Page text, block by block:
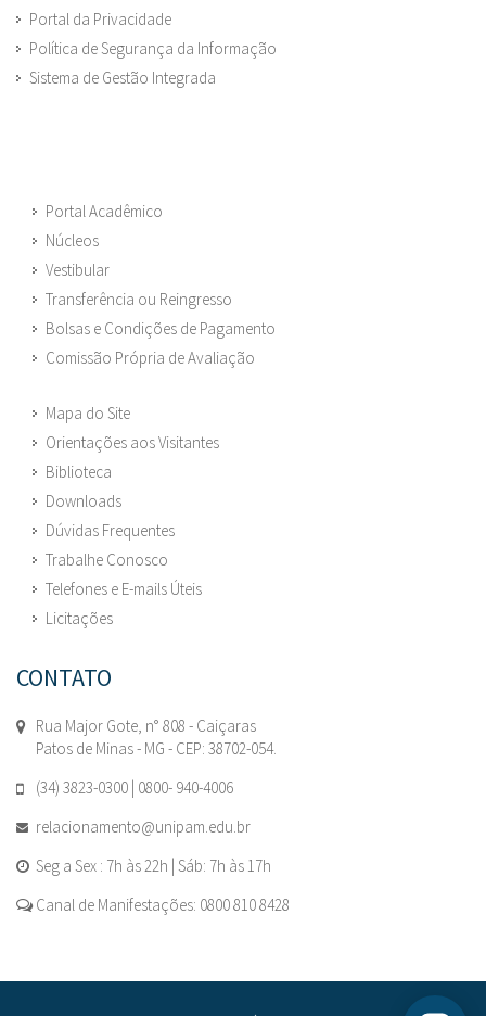
Portal da Privacidade
Política de Segurança da Informação
Sistema de Gestão Integrada
Portal Acadêmico
Núcleos
Vestibular
Transferência ou Reingresso
Bolsas e Condições de Pagamento
Comissão Própria de Avaliação
Mapa do Site
Orientações aos Visitantes
Biblioteca
Downloads
Dúvidas Frequentes
Trabalhe Conosco
Telefones e E-mails Úteis
Licitações
CONTATO
Rua Major Gote, n° 808 - Caiçaras
Patos de Minas - MG - CEP: 38702-054.
(34) 3823-0300 | 0800- 940-4006
relacionamento@unipam.edu.br
Seg a Sex : 7h às 22h | Sáb: 7h às 17h
Canal de Manifestações: 0800 810 8428